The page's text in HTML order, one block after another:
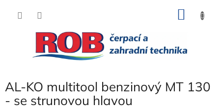
AL-KO multitool benzinový MT 130
- se strunovou hlavou